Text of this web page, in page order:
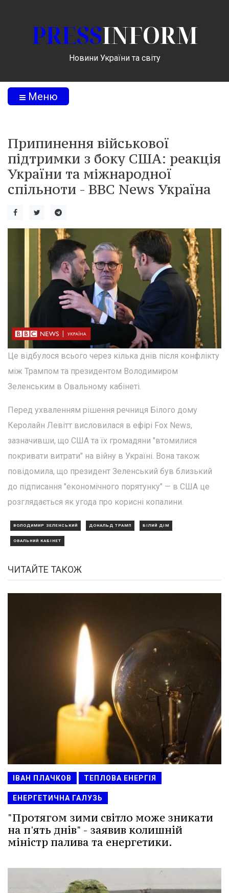
PRESSINFORM
Новини України та світу
Меню
Припинення військової
підтримки з боку США: реакція
України та міжнародної
спільноти - BBC News Україна
Це відбулося всього через кілька днів після конфлікту
між Трампом та президентом Володимиром
Зеленським в Овальному кабінеті.
Перед ухваленням рішення речниця Білого дому
Керолайн Левітт висловилася в ефірі Fox News,
зазначивши, що США та їх громадяни "втомилися
покривати витрати" на війну в Україні. Вона також
повідомила, що президент Зеленський був близький
до підписання "економічного порятунку" — в США це
розглядається як угода про корисні копалини.
ВОЛОДИМИР ЗЕЛЕНСЬКИЙ ДОНАЛЬД ТРАМП БІЛИЙ ДІМ
ОВАЛЬНИЙ КАБІНЕТ
ЧИТАЙТЕ ТАКОЖ
ІВАН ПЛАЧКОВ ТЕПЛОВА ЕНЕРГІЯ
ЕНЕРГЕТИЧНА ГАЛУЗЬ
"Протягом зими світло може зникати
на п'ять днів" - заявив колишній
міністр палива та енергетики.